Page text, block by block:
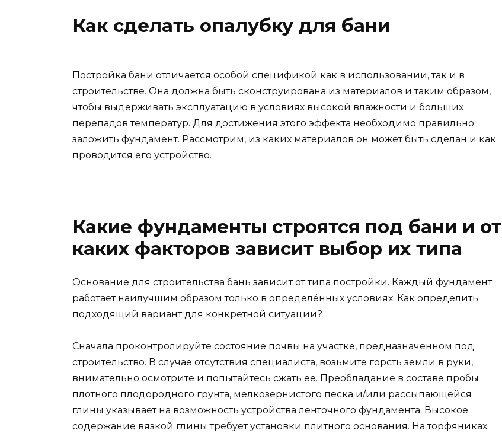
Как сделать опалубку для бани
Постройка бани отличается особой спецификой как в использовании, так и в
строительстве. Она должна быть сконструирована из материалов и таким образом,
чтобы выдерживать эксплуатацию в условиях высокой влажности и больших
перепадов температур. Для достижения этого эффекта необходимо правильно
заложить фундамент. Рассмотрим, из каких материалов он может быть сделан и как
проводится его устройство.
Какие фундаменты строятся под бани и от
каких факторов зависит выбор их типа
Основание для строительства бань зависит от типа постройки. Каждый фундамент
работает наилучшим образом только в определённых условиях. Как определить
подходящий вариант для конкретной ситуации?
Сначала проконтролируйте состояние почвы на участке, предназначенном под
строительство. В случае отсутствия специалиста, возьмите горсть земли в руки,
внимательно осмотрите и попытайтесь сжать ее. Преобладание в составе пробы
плотного плодородного грунта, мелкозернистого песка и/или рассыпающейся
глины указывает на возможность устройства ленточного фундамента. Высокое
содержание вязкой глины требует установки плитного основания. На торфяниках